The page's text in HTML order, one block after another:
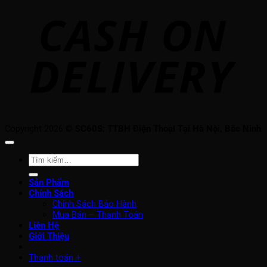
Tìm
kiếm:
Sản Phẩm
Chính Sách
Chính Sách Bảo Hành
Mua Bán – Thanh Toán
Liên Hệ
Giới Thiệu
Thanh toán +